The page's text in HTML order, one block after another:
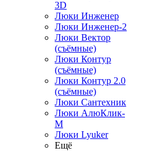
3D
Люки Инженер
Люки Инженер-2
Люки Вектор
(съёмные)
Люки Контур
(съёмные)
Люки Контур 2.0
(съёмные)
Люки Сантехник
Люки АлюКлик-
М
Люки Lyuker
Ещё